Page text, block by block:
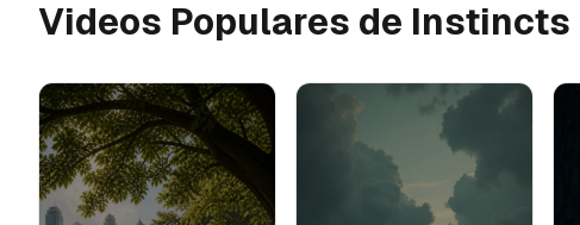
Videos Populares de Instincts